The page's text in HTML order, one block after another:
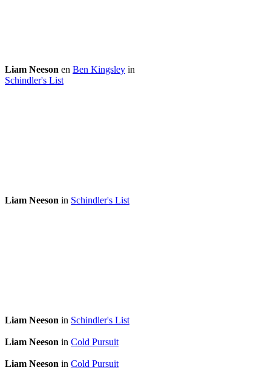
Liam Neeson en Ben Kingsley in
Schindler's List
Liam Neeson in Schindler's List
Liam Neeson in Schindler's List
Liam Neeson in Cold Pursuit
Liam Neeson in Cold Pursuit